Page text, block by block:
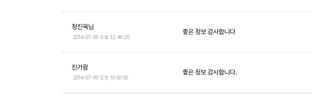
정진욱님
2014-07-09 오후 12:46:25
좋은 정보 감사합니다
진가람
2014-07-09 오전 10:50:55
좋은 정보 감사합니다.